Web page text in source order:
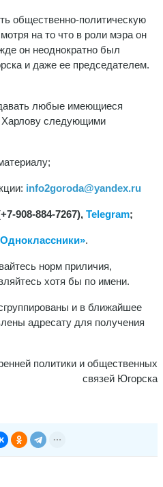
общественно-политическую
на то что в роли мэра он
он неоднократно был
и даже ее председателем.
любые имеющиеся
следующими
info2goroda@yandex.ru
908-884-7267), Telegram;
.
норм приличия,
хотя бы по имени.
и в ближайшее
адресату для получения
политики и общественных
связей Югорска